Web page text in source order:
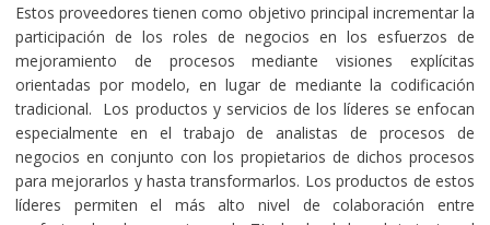
Estos proveedores tienen como objetivo principal incrementar la
participación de los roles de negocios en los esfuerzos de
mejoramiento de procesos mediante visiones explícitas
orientadas por modelo, en lugar de mediante la codificación
tradicional. Los productos y servicios de los líderes se enfocan
especialmente en el trabajo de analistas de procesos de
negocios en conjunto con los propietarios de dichos procesos
para mejorarlos y hasta transformarlos. Los productos de estos
líderes permiten el más alto nivel de colaboración entre